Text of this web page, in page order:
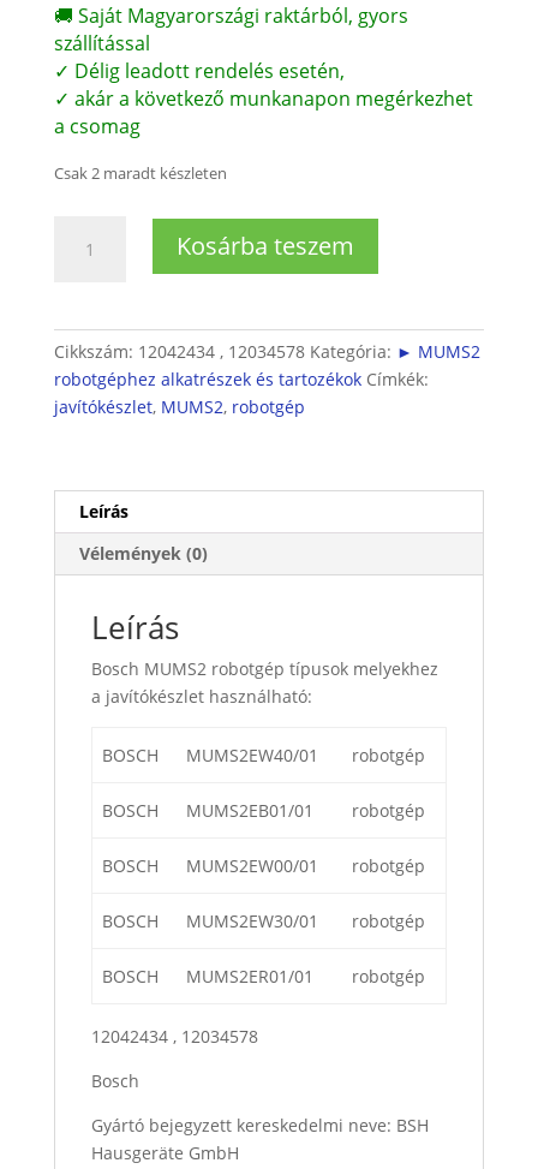
🚚 Saját Magyarországi raktárból, gyors
szállítással
✓ Délig leadott rendelés esetén,
✓ akár a következő munkanapon megérkezhet
a csomag
Csak 2 maradt készleten
MUMS2
Kosárba teszem
Cikkszám: 12042434 , 12034578 Kategória: ► MUMS2
robotgéphez alkatrészek és tartozékok Címkék:
javítókészlet, MUMS2, robotgép
Leírás
Vélemények (0)
Leírás
Bosch MUMS2 robotgép típusok melyekhez
a javítókészlet használható:
BOSCH MUMS2EW40/01 robotgép
BOSCH MUMS2EB01/01 robotgép
BOSCH MUMS2EW00/01 robotgép
BOSCH MUMS2EW30/01 robotgép
BOSCH MUMS2ER01/01 robotgép
12042434 , 12034578
Bosch
Gyártó bejegyzett kereskedelmi neve: BSH
Hausgeräte GmbH